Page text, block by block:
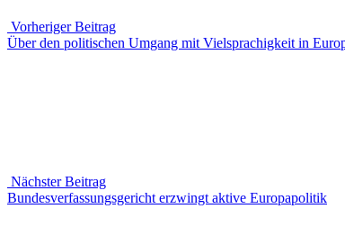
Vorheriger Beitrag
Vorheriger
Über den politischen Umgang mit Vielsprachigkeit in
Nächster Beitrag
Nächster
Bundesverfassungsgericht erzwingt aktive Europapolitik